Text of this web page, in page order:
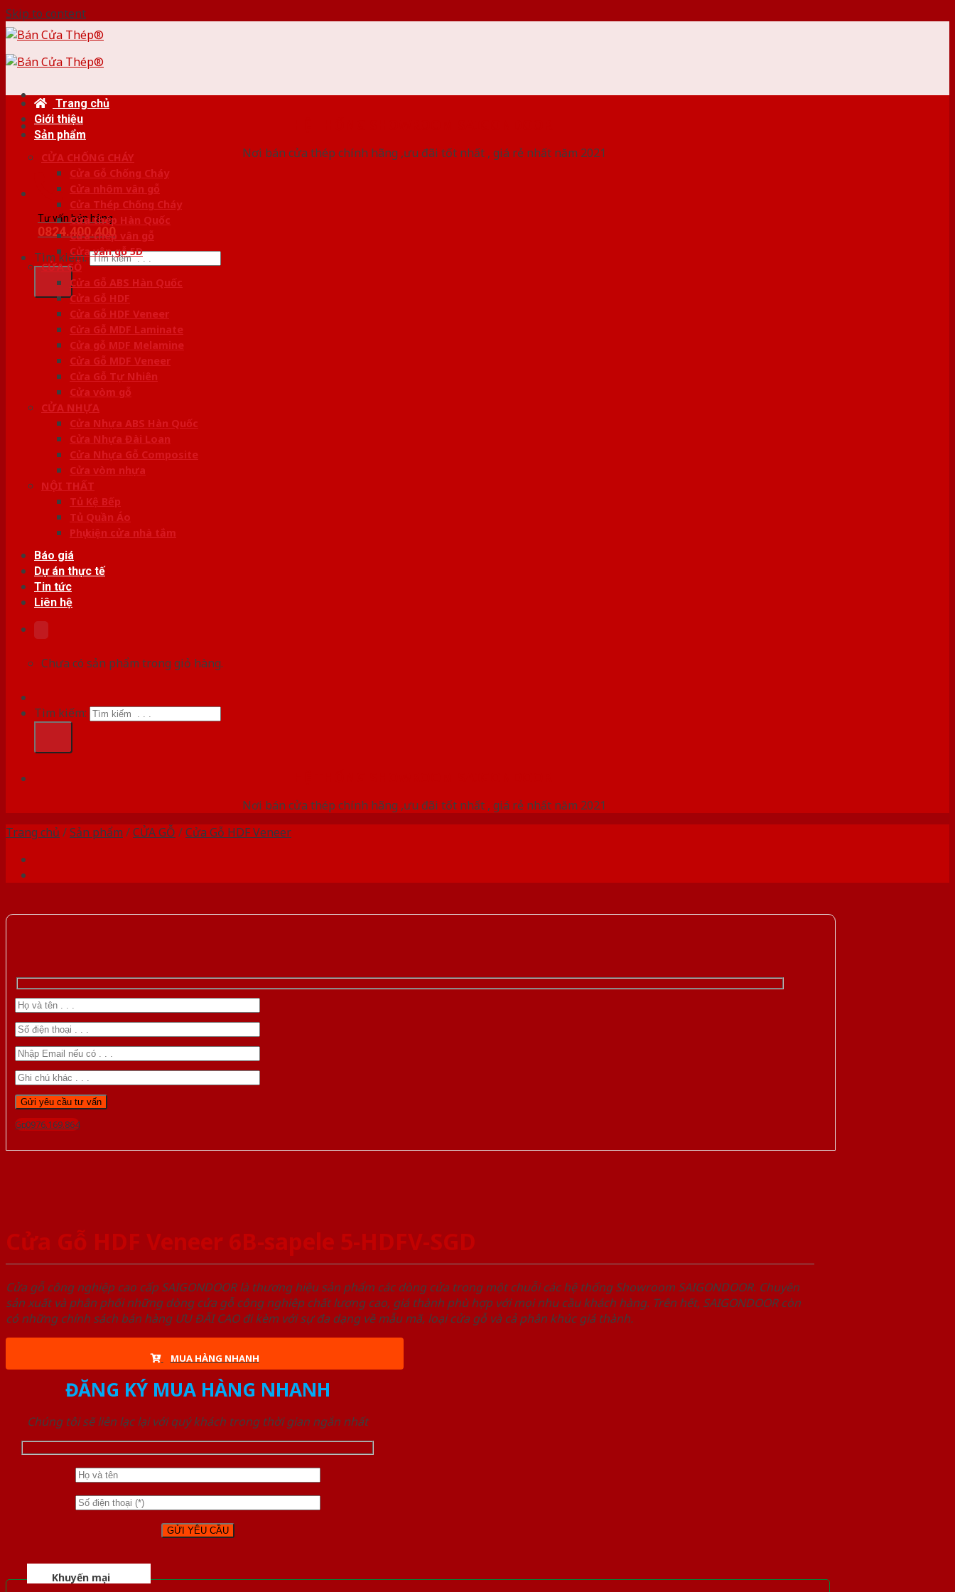
Skip to content
Nơi bán cửa thép chính hãng ,ưu đãi tốt nhất , giá rẻ nhất năm 2021
Tư vấn bán hàng
0824.400.400
Tìm kiếm:
Trang chủ
Giới thiệu
Sản phẩm
CỬA CHỐNG CHÁY
Cửa Gỗ Chống Cháy
Cửa nhôm vân gỗ
Cửa Thép Chống Cháy
Cửa thép Hàn Quốc
Cửa thép vân gỗ
Cửa vân gỗ 5D
CỬA GỖ
Cửa Gỗ ABS Hàn Quốc
Cửa Gỗ HDF
Cửa Gỗ HDF Veneer
Cửa Gỗ MDF Laminate
Cửa gỗ MDF Melamine
Cửa Gỗ MDF Veneer
Cửa Gỗ Tự Nhiên
Cửa vòm gỗ
CỬA NHỰA
Cửa Nhựa ABS Hàn Quốc
Cửa Nhựa Đài Loan
Cửa Nhựa Gỗ Composite
Cửa vòm nhựa
NỘI THẤT
Tủ Kệ Bếp
Tủ Quần Áo
Phụ kiện cửa nhà tắm
Báo giá
Dự án thực tế
Tin tức
Liên hệ
Chưa có sản phẩm trong giỏ hàng.
Tìm kiếm:
Nơi bán cửa thép chính hãng ,ưu đãi tốt nhất , giá rẻ nhất năm 2021
Trang chủ /Sản phẩm /CỬA GỖ /Cửa Gỗ HDF Veneer
Gọi 0976.169.864
Cửa Gỗ HDF Veneer 6B-sapele 5-HDFV-SGD
Cửa gỗ công nghiệp cao cấp SAIGONDOOR là thương hiệu sản phẩm các dòng cửa trong một chuỗi các hệ thống Showroom SAIGONDOOR. Chuyên
sản xuất và phân phối những dòng cửa gỗ công nghiệp chất lượng cao, giá thành phù hợp với mọi nhu cầu khách hàng. Trên hết, SAIGONDOOR còn
có những chính sách bán hàng ƯU ĐÃI CAO đi kèm với sự đa dạng về mẫu mã, loại cửa gỗ và cả phân khúc giá thành.
MUA HÀNG NHANH
ĐĂNG KÝ MUA HÀNG NHANH
Chúng tôi sẽ liên lạc lại với quý khách trong thời gian ngắn nhất
Khuyến mại